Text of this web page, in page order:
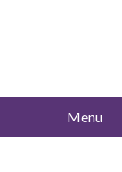
Menu